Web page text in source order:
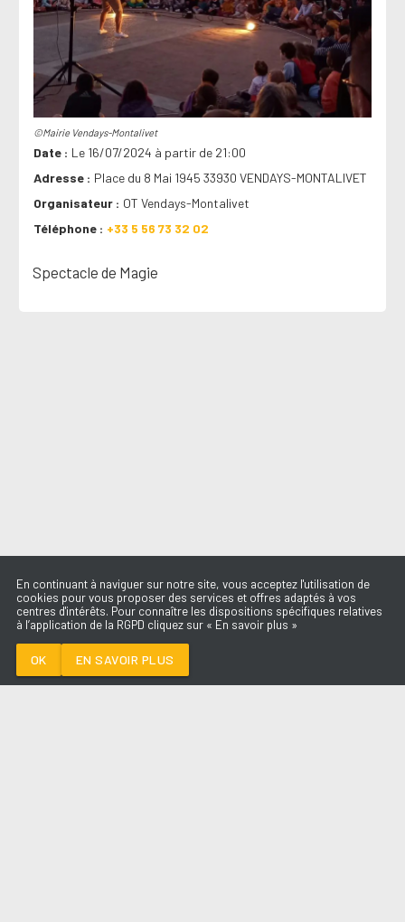
LA CHANSON
©Mairie Vendays-Montalivet
Date
Le 16/07/2024 à partir de 21:00
Adresse
Place du 8 Mai 1945 33930 VENDAYS-MONTALIVET
Organisateur
OT Vendays-Montalivet
Téléphone
+33 5 56 73 32 02
Spectacle de Magie
En continuant à naviguer sur notre site, vous acceptez l'utilisation de
cookies pour vous proposer des services et offres adaptés à vos
centres d'intérêts. Pour connaître les dispositions spécifiques relatives
à l’application de la RGPD cliquez sur « En savoir plus »
OK EN SAVOIR PLUS